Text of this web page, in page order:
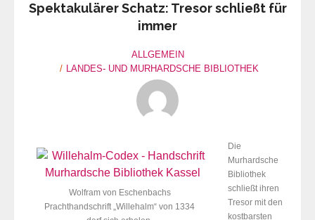
Spektakulärer Schatz: Tresor schließt für
immer
ALLGEMEIN
LANDES- UND MURHARDSCHE BIBLIOTHEK
Wolfram von Eschenbachs
Prachthandschrift „Willehalm“ von 1334
Die
Murhardsche
Bibliothek
schließt ihren
Tresor mit den
kostbarsten